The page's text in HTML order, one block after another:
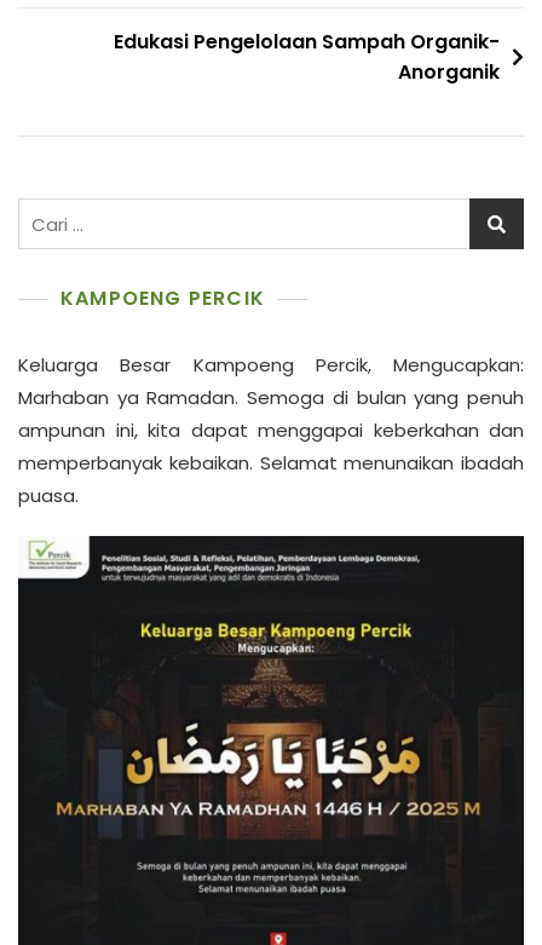
Edukasi Pengelolaan Sampah Organik-
Anorganik
KAMPOENG PERCIK
Keluarga Besar Kampoeng Percik, Mengucapkan:
Marhaban ya Ramadan. Semoga di bulan yang penuh
ampunan ini, kita dapat menggapai keberkahan dan
memperbanyak kebaikan. Selamat menunaikan ibadah
puasa.